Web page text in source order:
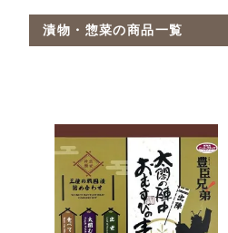
漬物・惣菜の商品一覧